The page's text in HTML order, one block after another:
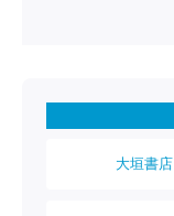
大垣書店